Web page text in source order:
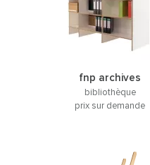
fnp archives
bibliothèque
prix sur demande